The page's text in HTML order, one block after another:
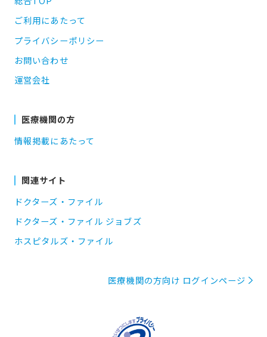
ご利用にあたって
プライバシーポリシー
お問い合わせ
運営会社
医療機関の方
情報掲載にあたって
関連サイト
ドクターズ・ファイル
ドクターズ・ファイル ジョブズ
ホスピタルズ・ファイル
医療機関の方向け ログインページ